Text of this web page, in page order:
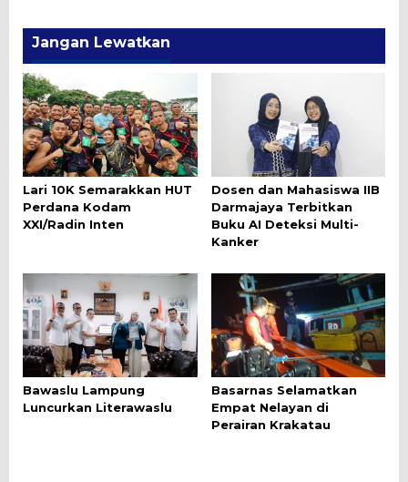
Jangan Lewatkan
Lari 10K Semarakkan HUT
Perdana Kodam
XXI/Radin Inten
Dosen dan Mahasiswa IIB
Darmajaya Terbitkan
Buku AI Deteksi Multi-
Kanker
Bawaslu Lampung
Luncurkan Literawaslu
Basarnas Selamatkan
Empat Nelayan di
Perairan Krakatau